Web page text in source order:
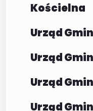
Kościelna
Urząd
Urząd
Urząd
Urząd